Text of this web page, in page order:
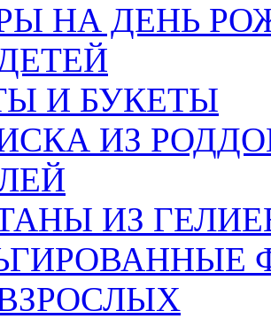
НА ДЕНЬ
И БУКЕТЫ
ИЗ
ИЗ